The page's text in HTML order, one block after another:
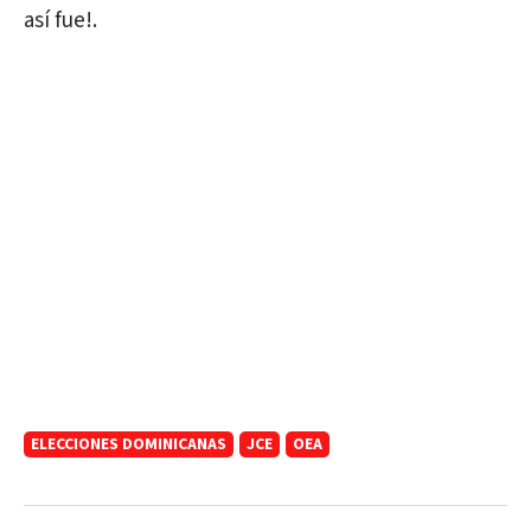
así fue!.
ELECCIONES DOMINICANAS JCE OEA